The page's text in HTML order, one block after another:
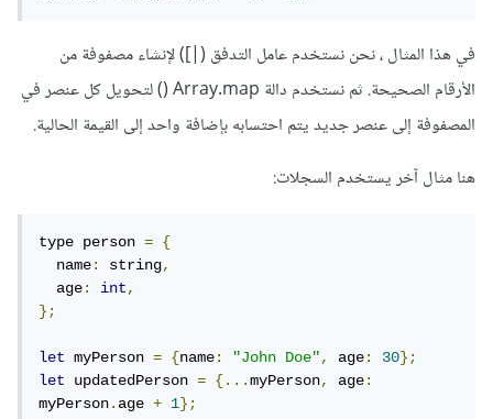
في هذا المثال ، نحن نستخدم عامل التدفق (|]) لإنشاء مصفوفة من
الأرقام الصحيحة. ثم نستخدم دالة Array.map () لتحويل كل عنصر في
المصفوفة إلى عنصر جديد يتم احتسابه بإضافة واحد إلى القيمة الحالية.
هنا مثال آخر يستخدم السجلات:
type person =
{
  name
: string,
  age
: int,
};
let myPerson = {name: "John Doe", age: 30};
let
updatedPerson = {...myPerson, age:
myPerson.age + 1};